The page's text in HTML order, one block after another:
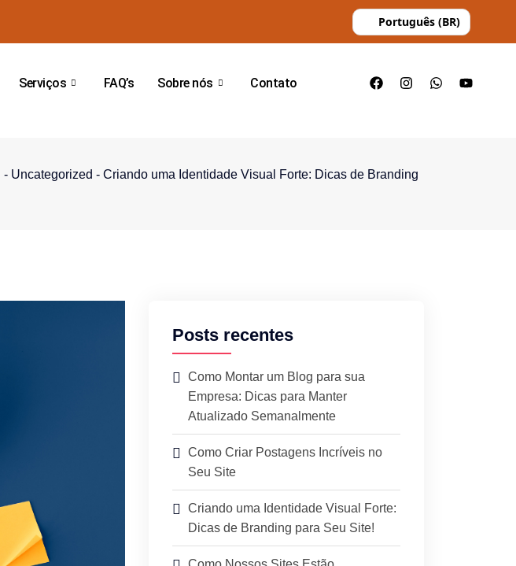
Português (BR)
Serviços FAQ’s Sobre nós Contato
- Uncategorized - Criando uma Identidade Visual Forte: Dicas de Branding
Posts recentes
Como Montar um Blog para sua
Empresa: Dicas para Manter
Atualizado Semanalmente
Como Criar Postagens Incríveis no
Seu Site
Criando uma Identidade Visual Forte:
Dicas de Branding para Seu Site!